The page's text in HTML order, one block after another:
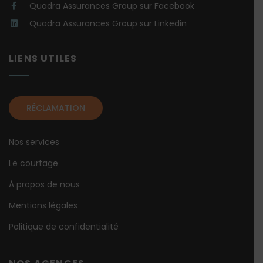
Quadra Assurances Group sur Facebook
Quadra Assurances Group sur Linkedin
LIENS UTILES
RÉCLAMATION
Nos services
Le courtage
À propos de nous
Mentions légales
Politique de confidentialité